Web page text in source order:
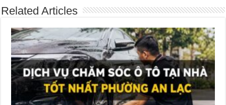
Related Articles